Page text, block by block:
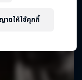
าตให้ใช้คุกกี้